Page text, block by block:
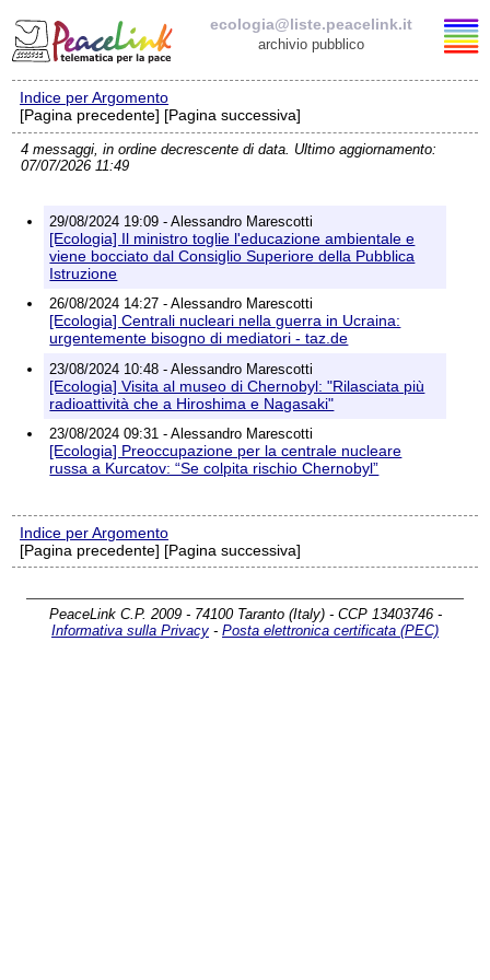
ecologia@liste.peacelink.it
archivio pubblico
Elenco delle liste
ecologia@liste.peacelink.it
Policy delle liste di PeaceLink
Informativa sulla privacy
Indice per Argomento
[Pagina precedente] [Pagina successiva]
4 messaggi, in ordine decrescente di data. Ultimo aggiornamento:
07/07/2026 11:49
29/08/2024 19:09 - Alessandro Marescotti
[Ecologia] Il ministro toglie l'educazione ambientale e
viene bocciato dal Consiglio Superiore della Pubblica
Istruzione
26/08/2024 14:27 - Alessandro Marescotti
[Ecologia] Centrali nucleari nella guerra in Ucraina:
urgentemente bisogno di mediatori - taz.de
23/08/2024 10:48 - Alessandro Marescotti
[Ecologia] Visita al museo di Chernobyl: "Rilasciata più
radioattività che a Hiroshima e Nagasaki"
23/08/2024 09:31 - Alessandro Marescotti
[Ecologia] Preoccupazione per la centrale nucleare
russa a Kurcatov: “Se colpita rischio Chernobyl”
Indice per Argomento
[Pagina precedente] [Pagina successiva]
PeaceLink C.P. 2009 - 74100 Taranto (Italy) - CCP 13403746 -
Informativa sulla Privacy - Posta elettronica certificata (PEC)